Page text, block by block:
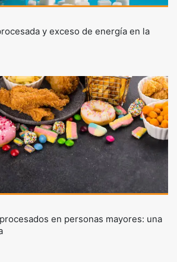
y exceso de energía en la
en personas mayores: una